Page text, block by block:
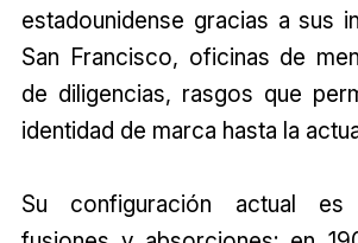
estadounidense gracias a sus
San Francisco, oficinas de
de diligencias, rasgos que
identidad de marca hasta la
Su configuración actual